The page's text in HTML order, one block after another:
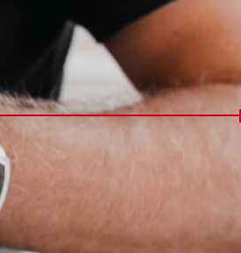
قیمت
2,920,000 تومان
دسته‌ بندی